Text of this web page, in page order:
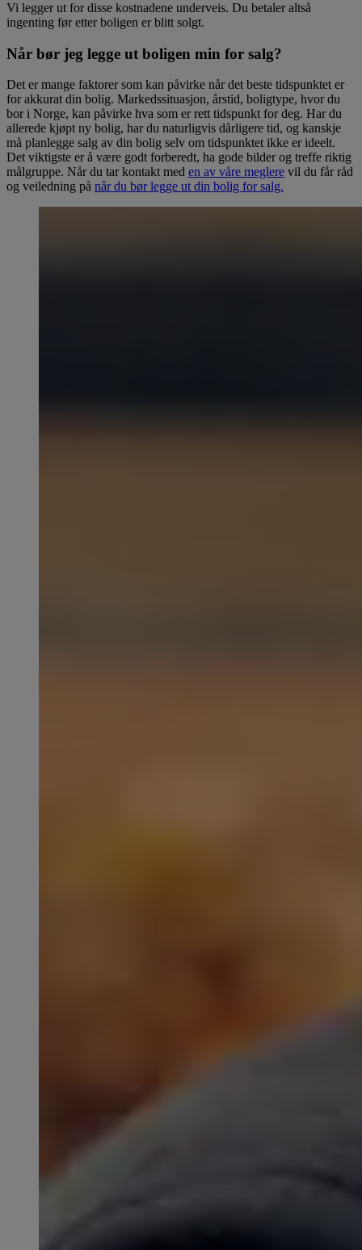
Vi legger ut for disse kostnadene underveis. Du betaler altså
ingenting før etter boligen er blitt solgt.
Når bør jeg legge ut boligen min for salg?
Det er mange faktorer som kan påvirke når det beste tidspunktet er
for akkurat din bolig. Markedssituasjon, årstid, boligtype, hvor du
bor i Norge, kan påvirke hva som er rett tidspunkt for deg. Har du
allerede kjøpt ny bolig, har du naturligvis dårligere tid, og kanskje
må planlegge salg av din bolig selv om tidspunktet ikke er ideelt.
Det viktigste er å være godt forberedt, ha gode bilder og treffe riktig
målgruppe. Når du tar kontakt med en av våre meglere vil du får råd
og veiledning på når du bør legge ut din bolig for salg.